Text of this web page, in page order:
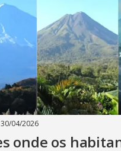
30/04/2026
onde os